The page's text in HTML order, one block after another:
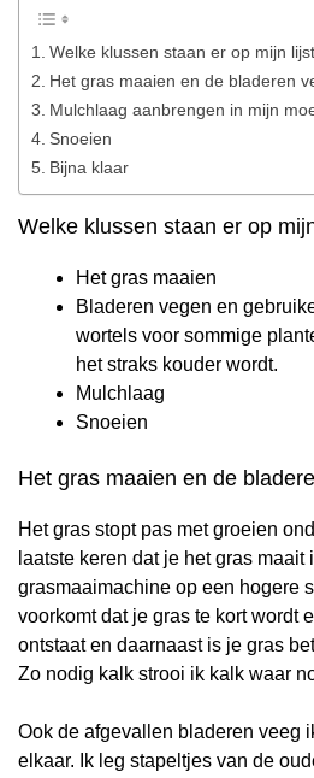
Welke klussen staan er op mijn
Het gras maaien en de bladeren
Mulchlaag aanbrengen in mijn
Snoeien
Bijna klaar
Welke klussen staan er op
Het gras maaien
Bladeren vegen en
wortels voor sommige
het straks kouder wordt.
Mulchlaag
Snoeien
Het gras maaien en de
Het gras stopt pas met groeien
laatste keren dat je het gras maait
grasmaaimachine op een hogere
voorkomt dat je gras te kort wordt
ontstaat en daarnaast is je gras
Zo nodig kalk strooi ik kalk waar
Ook de afgevallen bladeren veeg
elkaar. Ik leg stapeltjes van de